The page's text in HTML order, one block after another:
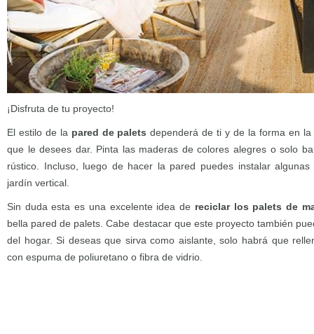
¡Disfruta de tu proyecto!
El estilo de la pared de palets dependerá de ti y de la forma en
que le desees dar. Pinta las maderas de colores alegres o solo
rústico. Incluso, luego de hacer la pared puedes instalar
jardín vertical.
Sin duda esta es una excelente idea de reciclar los palets de
bella pared de palets. Cabe destacar que este proyecto también
del hogar. Si deseas que sirva como aislante, solo habrá que
con espuma de poliuretano o fibra de vidrio.